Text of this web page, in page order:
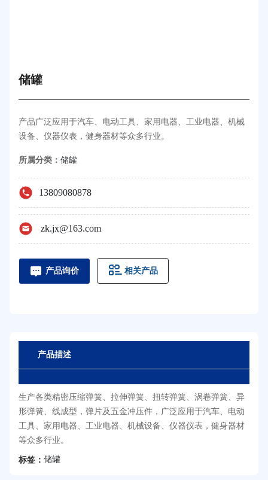
储罐
产品广泛应用于汽车、电动工具、家用电器、工业电器、机械
设备、仪器仪表，健身器材等众多行业。
所属分类： 储罐
13809080878
zk.jx@163.com
产品询价 相关产品
产品描述
生产各类精密压缩弹簧、拉伸弹簧、扭转弹簧、涡卷弹簧、异
形弹簧、线成型，弹片及五金冲压件，广泛应用于汽车、电动
工具、家用电器、工业电器、机械设备、仪器仪表，健身器材
等众多行业。
标签： 储罐